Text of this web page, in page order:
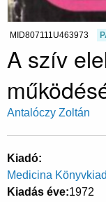
MID807111U463973
A szív
Antalóczy Zoltán
Kiadó
Medicina
Kiadás éve 1972